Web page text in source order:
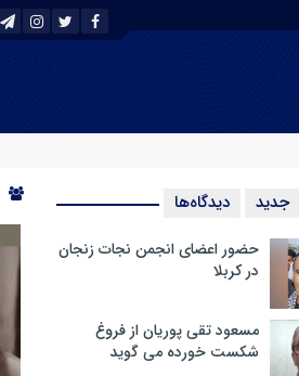
جدید دیدگاه‌ها
حضور اعضای انجمن نجات زنجان
در کربلا
مسعود تقی پوریان از فروغ
شکست خورده می گوید